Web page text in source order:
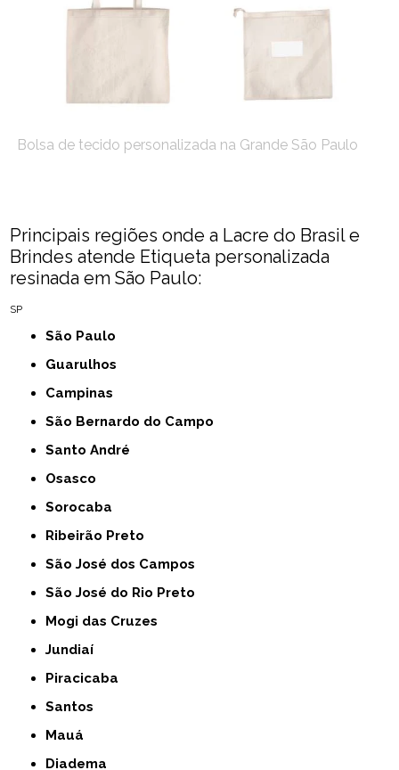
Bolsa de tecido personalizada na Grande São Paulo
Principais regiões onde a Lacre do Brasil e
Brindes atende Etiqueta personalizada
resinada em São Paulo:
SP
São Paulo
Guarulhos
Campinas
São Bernardo do Campo
Santo André
Osasco
Sorocaba
Ribeirão Preto
São José dos Campos
São José do Rio Preto
Mogi das Cruzes
Jundiaí
Piracicaba
Santos
Mauá
Diadema